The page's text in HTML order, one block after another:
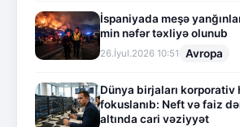
İspaniyada meşə
min nəfər təxliyə olunub
26.İyul.2026 10:51 Avropa
Dünya birjaları korporativ
fokuslanıb: Neft və faiz
altında cari vəziyyət